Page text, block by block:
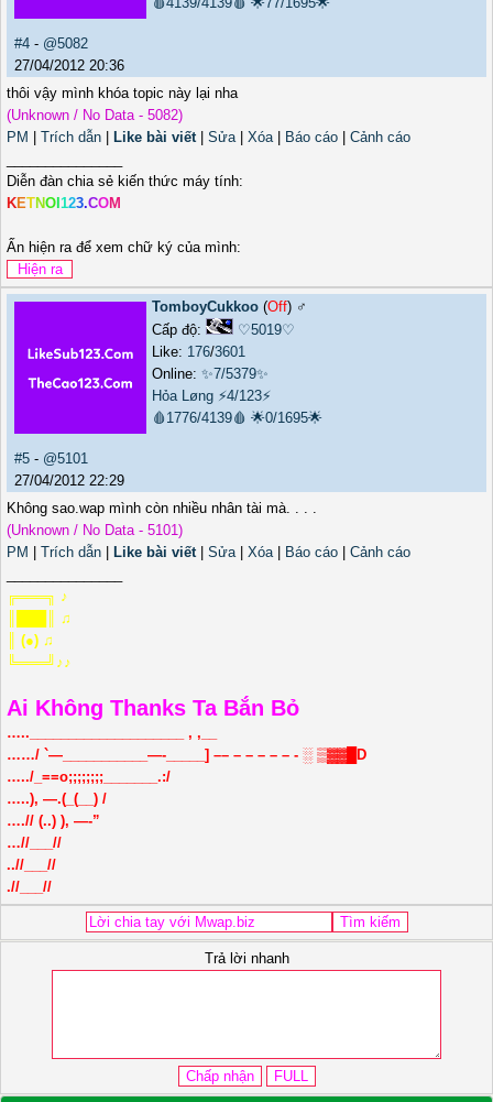
#4 - @5082
27/04/2012 20:36
thôi vậy mình khóa topic này lại nha
(Unknown / No Data - 5082)
PM
Trích dẫn Like bài viết| Sửa| Xóa| Báo cáo
Cảnh cáo
Diễn đàn chia sẻ kiến thức máy tính:
KETNO 123.COM
Ấn hiện ra để xem chữ ký của mình:
TomboyCukkoo (Off) ♂️
Cấp độ:
♡5019♡
Like: 176/3601
Online: ✨7/5379✨
Hỏa Løng ⚡4/123⚡
🩸1776/4139🩸 🌟0/1695🌟
#5 - @5101
27/04/2012 22:29
Không sao.wap mình còn nhiều nhân tài mà. . . .
(Unknown / No Data - 5101)
PM
Trích dẫn Like bài viết| Sửa| Xóa| Báo cáo
Cảnh cáo
╔═══╗ ♪
║███║ ♫
║ (●) ♫
╚═══╝♪♪
Ai Không Thanks Ta Bắn Bỏ
…..____________________ , ,__
……/ `—___________—-_____] –– – – – – – - ░ ▒▓▓█D
…../_==o;;;;;;;;_______.:/
…..), —.(_(__) /
….// (..) ), —-”
…//___//
..//___//
.//___//
Trả lời nhanh